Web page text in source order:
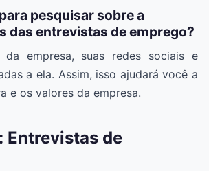
pesquisar sobre a
das entrevistas de emprego?
da empresa, suas redes sociais e
a ela. Assim, isso ajudará você a
e os valores da empresa.
Entrevistas de